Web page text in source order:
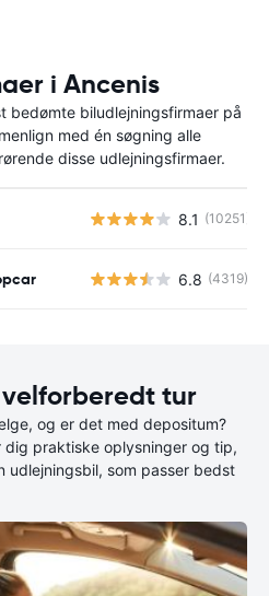
i Ancenis
bedømte biludlejningsfirmaer på
med én søgning alle
disse udlejningsfirmaer.
8.1 (10251)
6.8 (4319)
tur
og er det med depositum?
praktiske oplysninger og tip,
som passer bedst